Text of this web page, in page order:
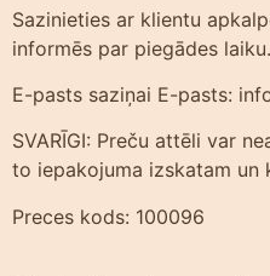
Sazinieties ar klientu
informēs par piegādes laiku.
E-pasts saziņai E-pasts:
SVARĪGI: Preču attēli var
to iepakojuma izskatam un
Preces kods: 100096